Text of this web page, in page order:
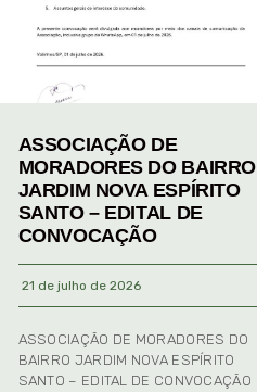
ASSOCIAÇÃO DE
MORADORES DO BAIRRO
JARDIM NOVA ESPÍRITO
SANTO – EDITAL DE
CONVOCAÇÃO
21 de julho de 2026
ASSOCIAÇÃO DE MORADORES DO
BAIRRO JARDIM NOVA ESPÍRITO
SANTO – EDITAL DE CONVOCAÇÃO